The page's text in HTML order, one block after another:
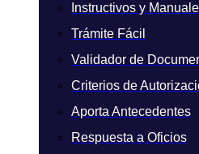
Instructivos y
Trámite Fácil
Validador de
Criterios de
Aporta Antecedentes
Respuesta a Oficios